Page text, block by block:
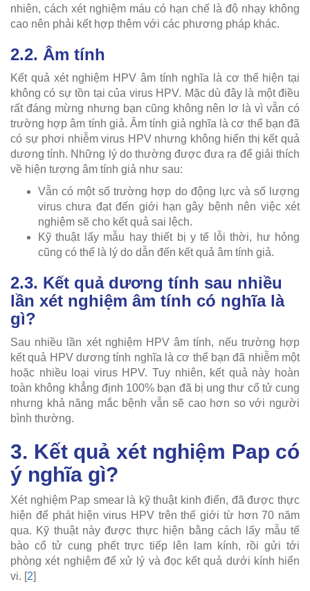
nhiên, cách xét nghiệm máu có hạn chế là độ nhạy không
cao nên phải kết hợp thêm với các phương pháp khác.
2.2. Âm tính
Kết quả xét nghiệm HPV âm tính nghĩa là cơ thể hiện tại
không có sự tồn tại của virus HPV. Mặc dù đây là một điều
rất đáng mừng nhưng bạn cũng không nên lơ là vì vẫn có
trường hợp âm tính giả. Âm tính giả nghĩa là cơ thể bạn đã
có sự phơi nhiễm virus HPV nhưng không hiển thị kết quả
dương tính. Những lý do thường được đưa ra để giải thích
về hiện tượng âm tính giả như sau:
Vẫn có một số trường hợp do động lực và số lượng
virus chưa đạt đến giới hạn gây bệnh nên việc xét
nghiệm sẽ cho kết quả sai lệch.
Kỹ thuật lấy mẫu hay thiết bị y tế lỗi thời, hư hỏng
cũng có thể là lý do dẫn đến kết quả âm tính giả.
2.3. Kết quả dương tính sau nhiều
lần xét nghiệm âm tính có nghĩa là
gì?
Sau nhiều lần xét nghiệm HPV âm tính, nếu trường hợp
kết quả HPV dương tính nghĩa là cơ thể bạn đã nhiễm một
hoặc nhiều loại virus HPV. Tuy nhiên, kết quả này hoàn
toàn không khẳng định 100% bạn đã bị ung thư cổ tử cung
nhưng khả năng mắc bệnh vẫn sẽ cao hơn so với người
bình thường.
3. Kết quả xét nghiệm Pap có
ý nghĩa gì?
Xét nghiệm Pap smear là kỹ thuật kinh điển, đã được thực
hiện để phát hiện virus HPV trên thế giới từ hơn 70 năm
qua. Kỹ thuật này được thực hiện bằng cách lấy mẫu tế
bào cổ tử cung phết trực tiếp lên lam kính, rồi gửi tới
phòng xét nghiệm để xử lý và đọc kết quả dưới kính hiển
vi. [2]